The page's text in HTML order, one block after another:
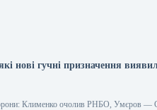
нові гучні призначення
Клименко очолив РНБО, Умєров —